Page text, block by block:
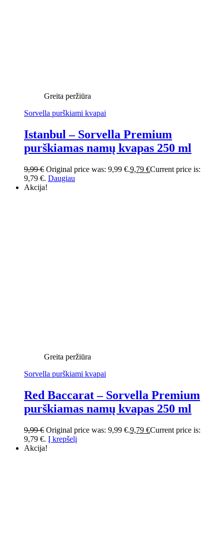
Greita peržiūra
Sorvella purškiami kvapai
Istanbul – Sorvella Premium
purškiamas namų kvapas 250 ml
9,99€ Original price was: 9,99 €.9,79 €Current price is:
9,79 €. Daugiau
Akcija!
Greita peržiūra
Sorvella purškiami kvapai
Red Baccarat – Sorvella Premium
purškiamas namų kvapas 250 ml
9,99€ Original price was: 9,99 €.9,79 €Current price is:
9,79 €. Į krepšelį
Akcija!